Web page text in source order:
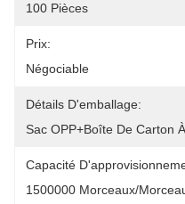
100 Pièces
Prix:
Négociable
Détails D'emballage:
Sac OPP+boîte De Carton
Capacité
1500000 Morceaux/